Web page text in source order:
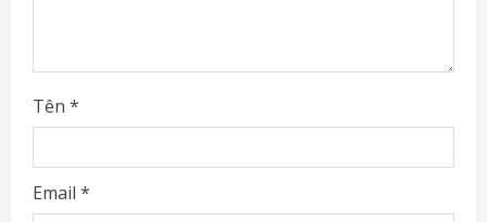
Tên *
Email *